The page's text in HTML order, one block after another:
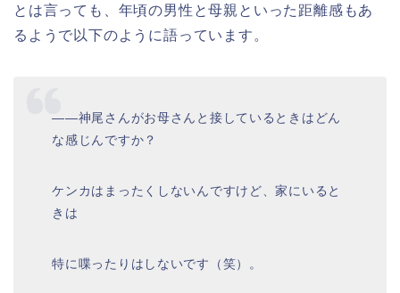
とは言っても、年頃の男性と母親といった距離感もあ
るようで以下のように語っています。
――神尾さんがお母さんと接しているときはどん
な感じんですか？
ケンカはまったくしないんですけど、家にいると
きは
特に喋ったりはしないです（笑）。